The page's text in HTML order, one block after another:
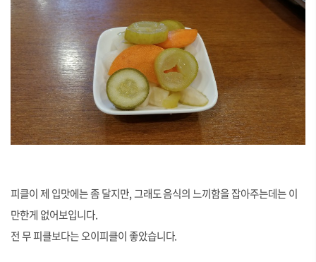
피클이 제 입맛에는 좀 달지만, 그래도 음식의 느끼함을 잡아주는데는 이
만한게 없어보입니다.
전 무 피클보다는 오이피클이 좋았습니다.